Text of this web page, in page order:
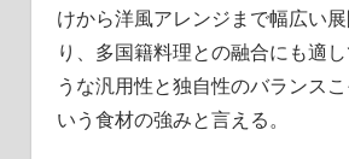
けから洋風アレンジまで幅広い
り、多国籍料理との融合にも適
うな汎用性と独自性のバランス
いう食材の強みと言える。